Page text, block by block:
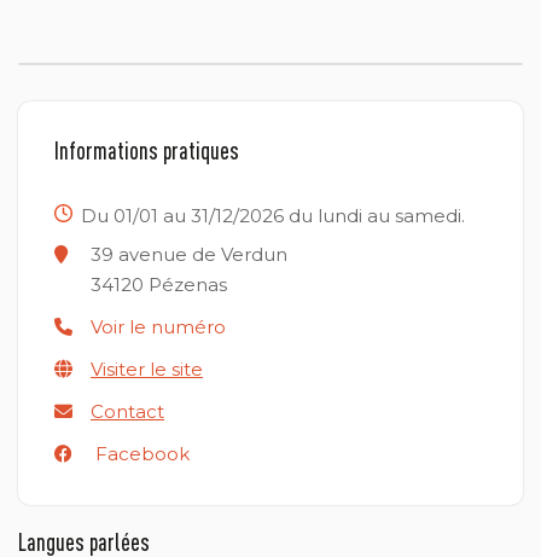
Informations pratiques
Du 01/01 au 31/12/2026 du lundi au samedi.
39 avenue de Verdun
34120 Pézenas
Voir le numéro
Visiter le site
Contact
Facebook
Langues parlées